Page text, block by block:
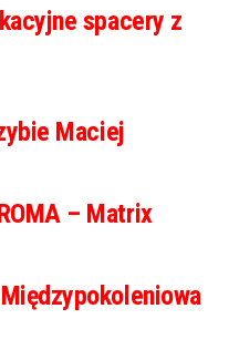
spacery z
Maciej
– Matrix